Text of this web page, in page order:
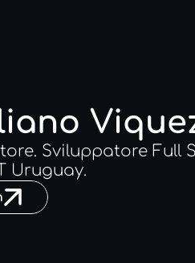
Sviluppatore Full
Uruguay.